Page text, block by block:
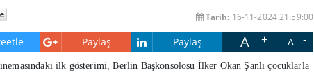
Tarih: 16-11-2024 21:59:00
Paylaş Paylaş A A
ilk gösterimi, Berlin Başkonsolosu İlker Okan Şanlı çocuklarla